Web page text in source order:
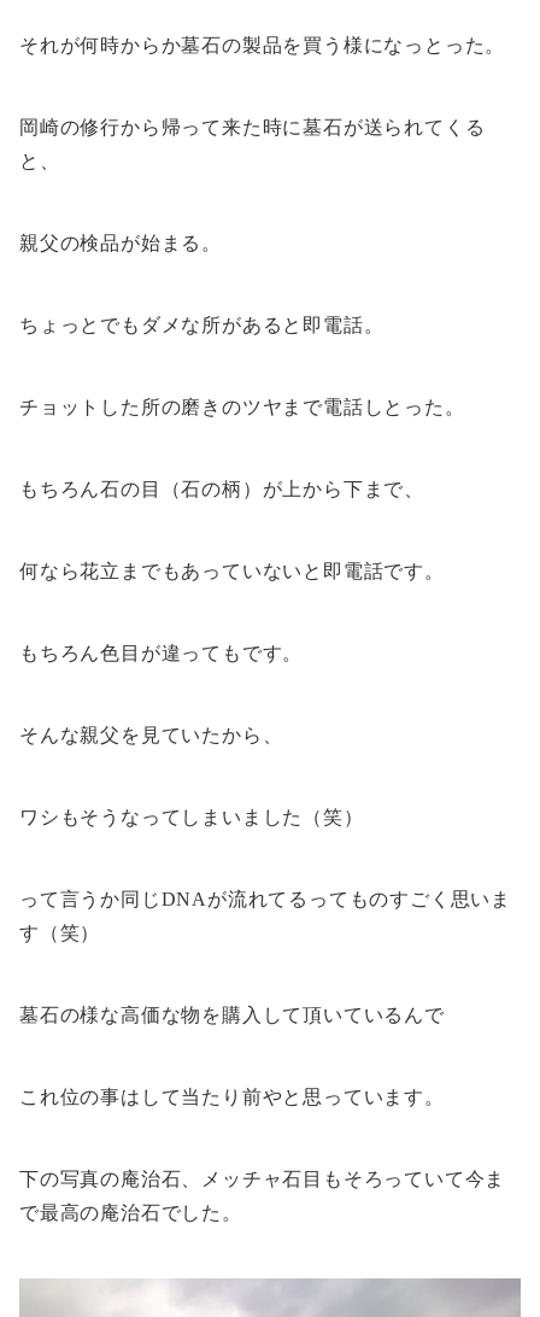
それが何時からか墓石の製品を買う様になっとった。
岡崎の修行から帰って来た時に墓石が送られてくる
と、
親父の検品が始まる。
ちょっとでもダメな所があると即電話。
チョットした所の磨きのツヤまで電話しとった。
もちろん石の目（石の柄）が上から下まで、
何なら花立までもあっていないと即電話です。
もちろん色目が違ってもです。
そんな親父を見ていたから、
ワシもそうなってしまいました（笑）
って言うか同じDNAが流れてるってものすごく思いま
す（笑）
墓石の様な高価な物を購入して頂いているんで
これ位の事はして当たり前やと思っています。
下の写真の庵治石、メッチャ石目もそろっていて今ま
で最高の庵治石でした。